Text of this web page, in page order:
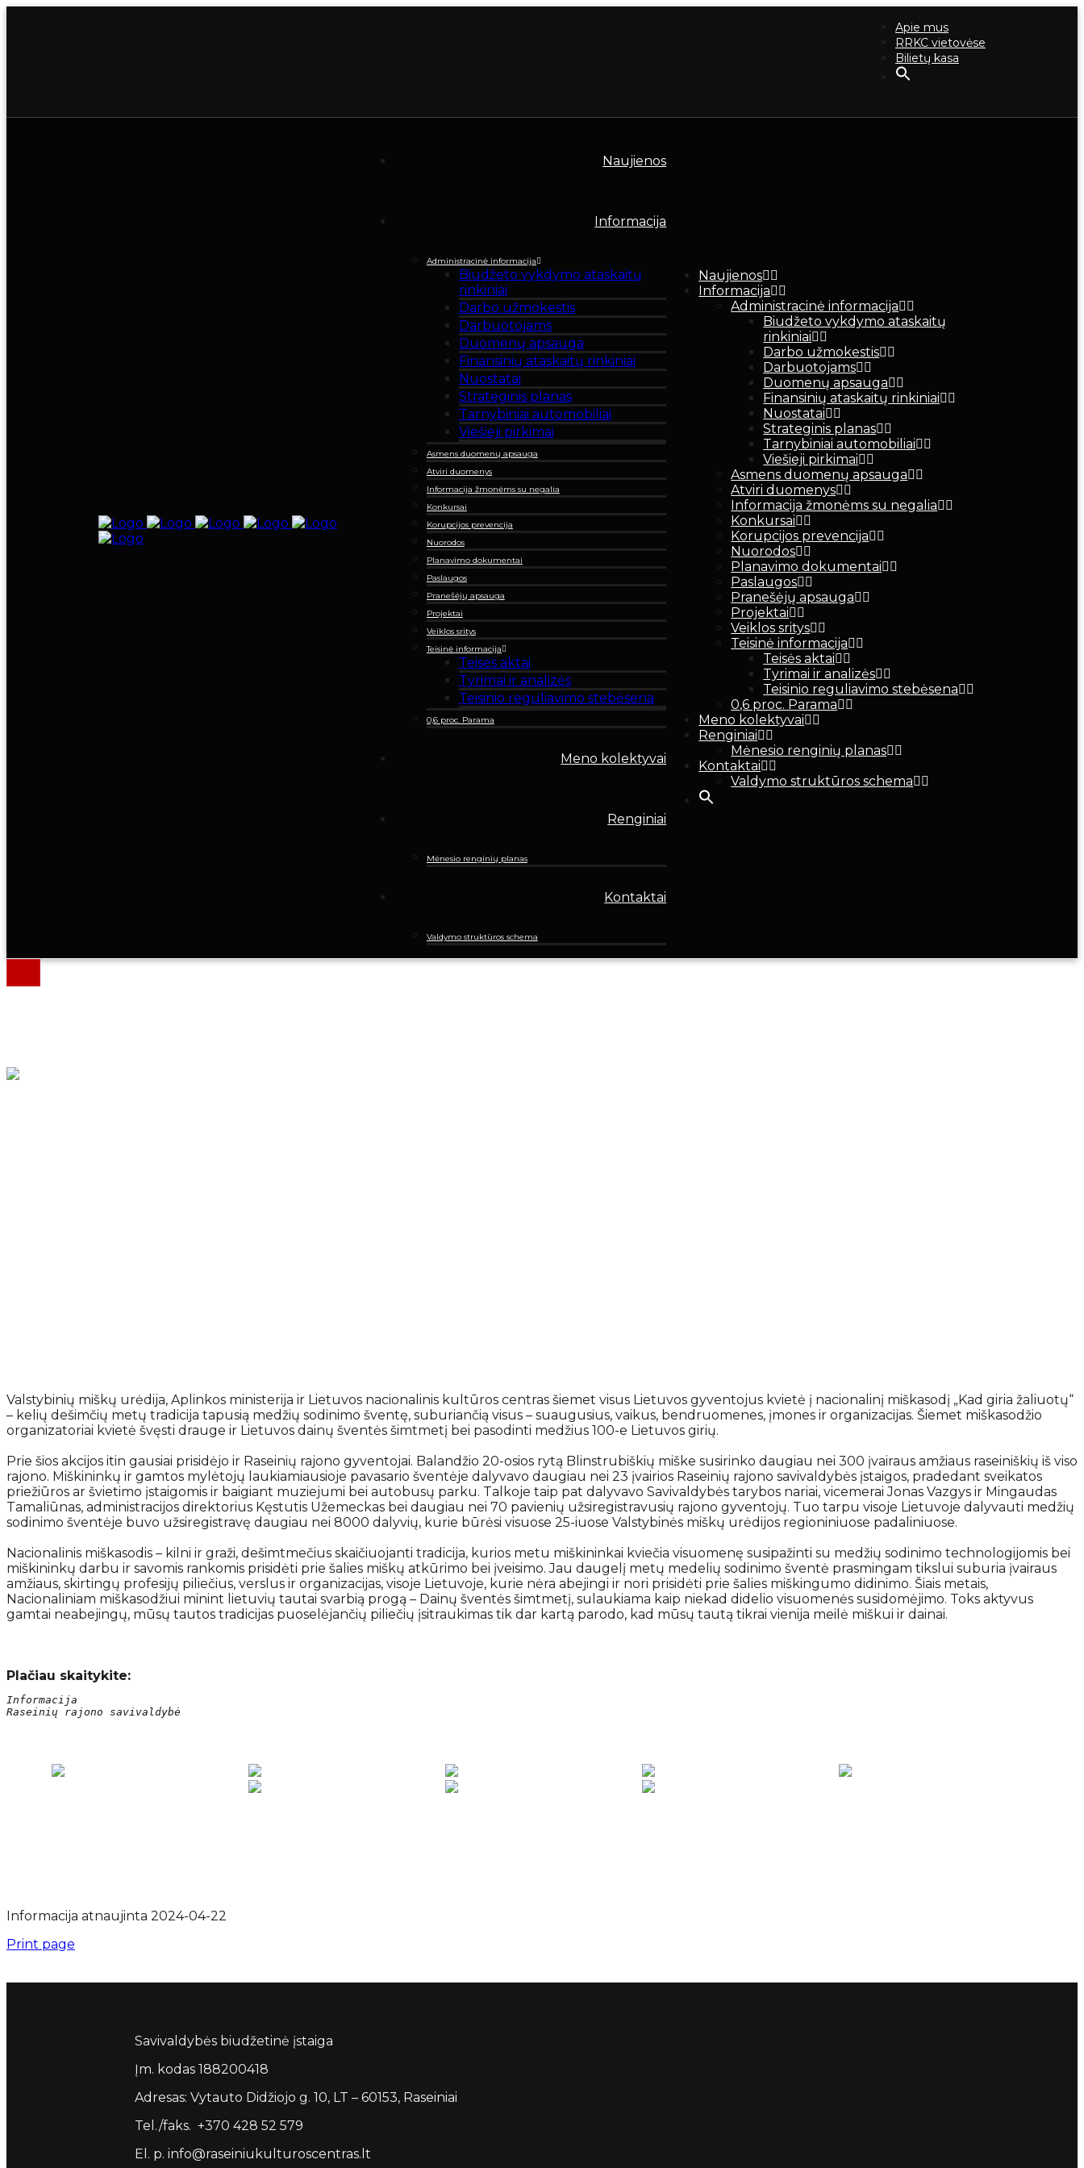
Apie mus
RRKC vietovėse
Bilietų kasa
Naujienos
Informacija
Administracinė informacija
Biudžeto vykdymo ataskaitų
rinkiniai
Darbo užmokestis
Darbuotojams
Duomenų apsauga
Finansinių ataskaitų rinkiniai
Nuostatai
Strateginis planas
Tarnybiniai automobiliai
Viešieji pirkimai
Asmens duomenų apsauga
Atviri duomenys
Informacija žmonėms su negalia
Konkursai
Korupcijos prevencija
Nuorodos
Planavimo dokumentai
Paslaugos
Pranešėjų apsauga
Projektai
Veiklos sritys
Teisinė informacija
Teisės aktai
Tyrimai ir analizės
Teisinio reguliavimo stebėsena
0,6 proc. Parama
Meno kolektyvai
Renginiai
Mėnesio renginių planas
Kontaktai
Valdymo struktūros schema
Naujienos
Informacija
Administracinė informacija
Biudžeto vykdymo ataskaitų
rinkiniai
Darbo užmokestis
Darbuotojams
Duomenų apsauga
Finansinių ataskaitų rinkiniai
Nuostatai
Strateginis planas
Tarnybiniai automobiliai
Viešieji pirkimai
Asmens duomenų apsauga
Atviri duomenys
Informacija žmonėms su negalia
Konkursai
Korupcijos prevencija
Nuorodos
Planavimo dokumentai
Paslaugos
Pranešėjų apsauga
Projektai
Veiklos sritys
Teisinė informacija
Teisės aktai
Tyrimai ir analizės
Teisinio reguliavimo stebėsena
0,6 proc. Parama
Meno kolektyvai
Renginiai
Mėnesio renginių planas
Kontaktai
Valdymo struktūros schema
Valstybinių miškų urėdija, Aplinkos ministerija ir Lietuvos nacionalinis kultūros centras šiemet visus Lietuvos gyventojus kvietė į nacionalinį miškasodį „Kad giria žaliuotų“
– kelių dešimčių metų tradicija tapusią medžių sodinimo šventę, suburiančią visus – suaugusius, vaikus, bendruomenes, įmones ir organizacijas. Šiemet miškasodžio
organizatoriai kvietė švęsti drauge ir Lietuvos dainų šventės šimtmetį bei pasodinti medžius 100-e Lietuvos girių.
Prie šios akcijos itin gausiai prisidėjo ir Raseinių rajono gyventojai. Balandžio 20-osios rytą Blinstrubiškių miške susirinko daugiau nei 300 įvairaus amžiaus raseiniškių iš viso
rajono. Miškininkų ir gamtos mylėtojų laukiamiausioje pavasario šventėje dalyvavo daugiau nei 23 įvairios Raseinių rajono savivaldybės įstaigos, pradedant sveikatos
priežiūros ar švietimo įstaigomis ir baigiant muziejumi bei autobusų parku. Talkoje taip pat dalyvavo Savivaldybės tarybos nariai, vicemerai Jonas Vazgys ir Mingaudas
Tamaliūnas, administracijos direktorius Kęstutis Užemeckas bei daugiau nei 70 pavienių užsiregistravusių rajono gyventojų. Tuo tarpu visoje Lietuvoje dalyvauti medžių
sodinimo šventėje buvo užsiregistravę daugiau nei 8000 dalyvių, kurie būrėsi visuose 25-iuose Valstybinės miškų urėdijos regioniniuose padaliniuose.
Nacionalinis miškasodis – kilni ir graži, dešimtmečius skaičiuojanti tradicija, kurios metu miškininkai kviečia visuomenę susipažinti su medžių sodinimo technologijomis bei
miškininkų darbu ir savomis rankomis prisidėti prie šalies miškų atkūrimo bei įveisimo. Jau daugelį metų medelių sodinimo šventė prasmingam tikslui suburia įvairaus
amžiaus, skirtingų profesijų piliečius, verslus ir organizacijas, visoje Lietuvoje, kurie nėra abejingi ir nori prisidėti prie šalies miškingumo didinimo. Šiais metais,
Nacionaliniam miškasodžiui minint lietuvių tautai svarbią progą – Dainų šventės šimtmetį, sulaukiama kaip niekad didelio visuomenės susidomėjimo. Toks aktyvus
gamtai neabejingų, mūsų tautos tradicijas puoselėjančių piliečių įsitraukimas tik dar kartą parodo, kad mūsų tautą tikrai vienija meilė miškui ir dainai.
Plačiau skaitykite:
Informacija
Raseinių rajono savivaldybė
Informacija atnaujinta 2024-04-22
Print page
Savivaldybės biudžetinė įstaiga
Įm. kodas 188200418
Adresas: Vytauto Didžiojo g. 10, LT – 60153, Raseiniai
Tel./faks. +370 428 52 579
El. p. info@raseiniukulturoscentras.lt